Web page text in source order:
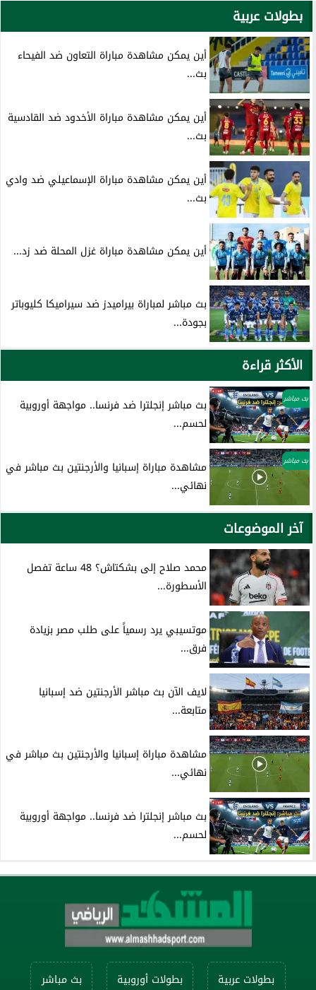
بطولات عربية
أين يمكن مشاهدة مباراة التعاون ضد الفيحاء
بث...
أين يمكن مشاهدة مباراة الأخدود ضد القادسية
بث...
أين يمكن مشاهدة مباراة الإسماعيلي ضد وادي
بث...
أين يمكن مشاهدة مباراة غزل المحلة ضد زد...
بث مباشر لمباراة بيراميدز ضد سيراميكا كليوباتر
بجودة...
الأكثر قراءة
بث مباشر
بث مباشر إنجلترا ضد فرنسا.. مواجهة أوروبية
لحسم...
بث مباشر
مشاهدة مباراة إسبانيا والأرجنتين بث مباشر في
نهائي...
آخر الموضوعات
محمد صلاح إلى بشكتاش؟ 48 ساعة تفصل
الأسطورة...
موتسيبي يرد رسمياً على طلب مصر بزيادة
فرق...
لايف الآن بث مباشر الأرجنتين ضد إسبانيا
متابعة...
مشاهدة مباراة إسبانيا والأرجنتين بث مباشر في
نهائي...
بث مباشر إنجلترا ضد فرنسا.. مواجهة أوروبية
لحسم...
بطولات عربية بطولات أوروبية بث مباشر